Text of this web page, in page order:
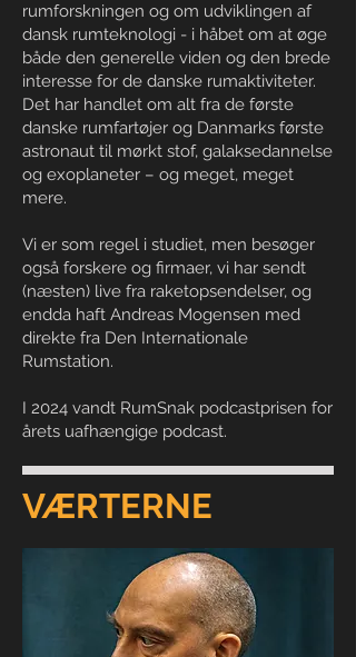
rumforskningen og om udviklingen af
dansk rumteknologi - i håbet om at øge
både den generelle viden og den brede
interesse for de danske rumaktiviteter.
Det har handlet om alt fra de første
danske rumfartøjer og Danmarks første
astronaut til mørkt stof, galaksedannelse
og exoplaneter – og meget, meget
mere.
Vi er som regel i studiet, men besøger
også forskere og firmaer, vi har sendt
(næsten) live fra raketopsendelser, og
endda haft Andreas Mogensen med
direkte fra Den Internationale
Rumstation.
I 2024 vandt RumSnak podcastprisen for
årets uafhængige podcast.
VÆRTERNE